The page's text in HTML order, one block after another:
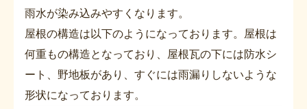
雨水が染み込みやすくなります。
屋根の構造は以下のようになっております。屋根は
何重もの構造となっており、屋根瓦の下には防水シ
ート、野地板があり、すぐには雨漏りしないような
形状になっております。